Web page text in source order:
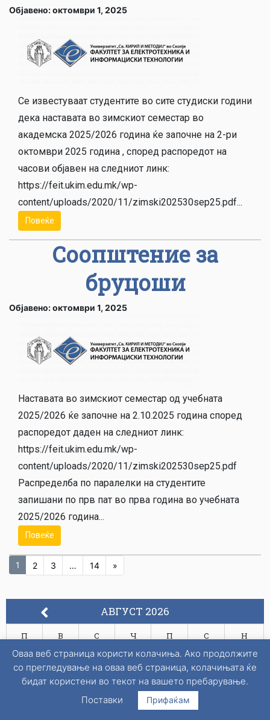
Објавено: октомври 1, 2025
Се известуваат студентите во сите студиски години
дека наставата во зимскиот семестар во
академска 2025/2026 година ќе започне на 2-ри
октомври 2025 година , според распоредот на
часови објавен на следниот линк:
https://feit.ukim.edu.mk/wp-
content/uploads/2020/11/zimski202530sep25.pdf...
Повеќе
Соопштение за
бруцоши
Објавено: октомври 1, 2025
Наставата во зимскиот семестар од учебната
2025/2026 ќе започне на 2.10.2025 година според
распоредот даден на следниот линк:
https://feit.ukim.edu.mk/wp-
content/uploads/2020/11/zimski202530sep25.pdf
Распределба по паралелки на студентите
запишани по прв пат во прва година во учебната
2025/2026 година...
Повеќе
1 2 3 … 14 »
АВГУСТ 2026
П В С Ч П С Н
3 4 5 6 7 8 9
14
Оваа веб страница користи колачиња. Ако продолжите
со прегледување на оваа веб страница, колачињата ќе
бидат користени во текот на вашето пребарување.
Поставки
Прифаќам